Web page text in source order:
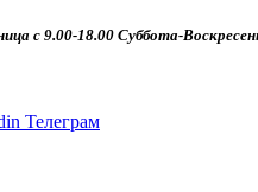
с 9.00-18.00 Суббота-
Телеграм